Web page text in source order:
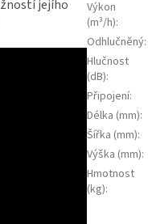
jejího
Výkon
(m³/h):
Odhlučněný:
Hlučnost
(dB):
Připojení:
Délka (mm):
Šířka (mm):
Výška (mm):
Hmotnost
(kg):